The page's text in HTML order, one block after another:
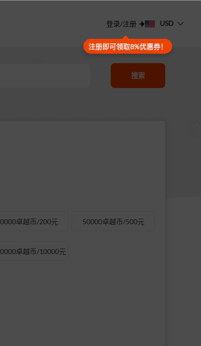
登录/注册
注册即可领取8%优惠券！
USD
搜索
卓越币/200元 50000卓越币/500元
卓越币/10000元